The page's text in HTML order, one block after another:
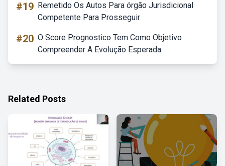
#19 Remetido Os Autos Para órgão Jurisdicional
Competente Para Prosseguir
#20 O Score Prognostico Tem Como Objetivo
Compreender A Evolução Esperada
Related Posts